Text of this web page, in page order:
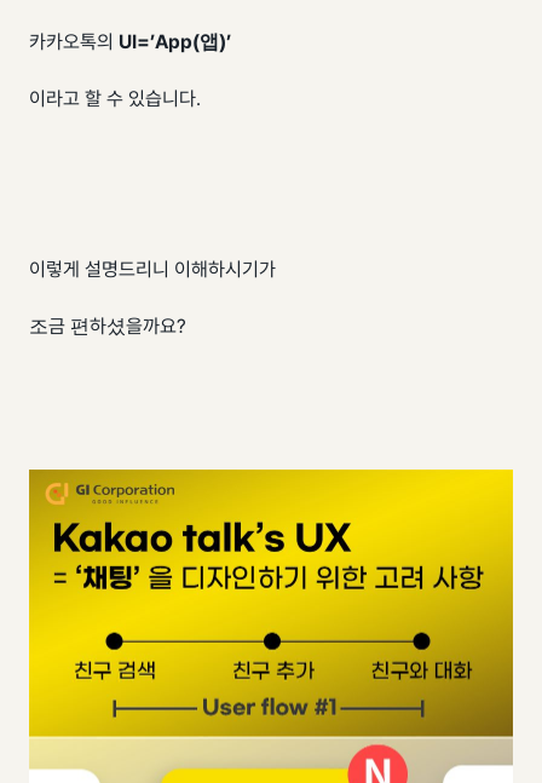
카카오톡의 UI=’App(앱)’
이라고 할 수 있습니다.
이렇게 설명드리니 이해하시기가
조금 편하셨을까요?